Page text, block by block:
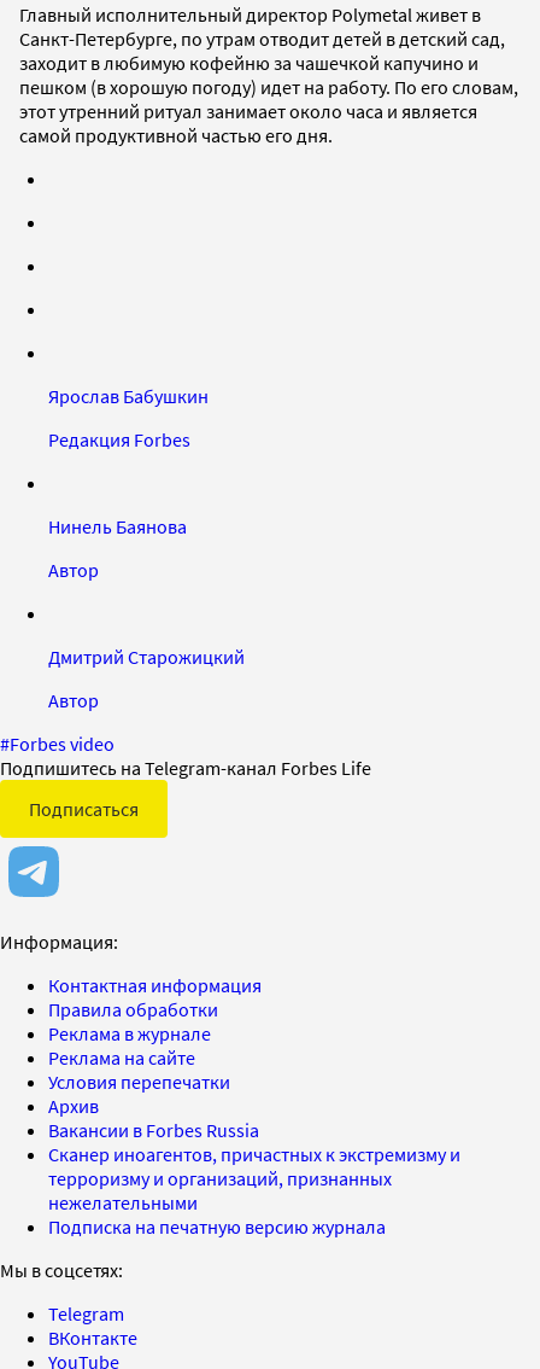
Главный исполнительный директор Polymetal живет в
Санкт-Петербурге, по утрам отводит детей в детский сад,
заходит в любимую кофейню за чашечкой капучино и
пешком (в хорошую погоду) идет на работу. По его словам,
этот утренний ритуал занимает около часа и является
самой продуктивной частью его дня.
Ярослав Бабушкин
Редакция Forbes
Нинель Баянова
Автор
Дмитрий Старожицкий
Автор
#Forbes video
Подпишитесь на Telegram-канал Forbes Life
Подписаться
Информация:
Контактная информация
Правила обработки
Реклама в журнале
Реклама на сайте
Условия перепечатки
Архив
Вакансии в Forbes Russia
Сканер иноагентов, причастных к экстремизму и
терроризму и организаций, признанных
нежелательными
Подписка на печатную версию журнала
Мы в соцсетях:
Telegram
ВКонтакте
YouTube